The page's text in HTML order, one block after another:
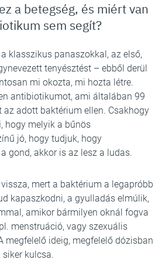
a betegség, és miért van
sem segít?
klasszikus panaszokkal, az első,
tenyésztést – ebből derül
mi okozta, mi hozta létre.
antibiotikumot, ami általában 99
adott baktérium ellen. Csakhogy
hogy melyik a bűnös
jó, hogy tudjuk, hogy
gond, akkor is az lesz a ludas.
mert a baktérium a legapróbb
kapaszkodni, a gyulladás elmúlik,
amikor bármilyen oknál fogva
menstruáció, vagy szexuális
megfelelő ideig, megfelelő dózisban
kulcsa.